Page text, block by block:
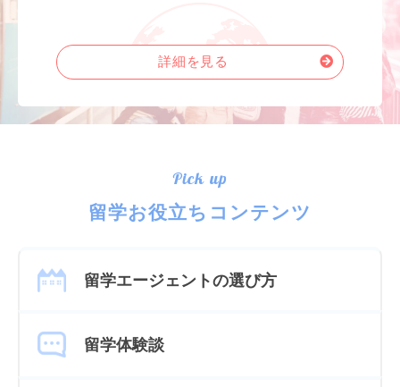
詳細を見る
Pick up
留学お役立ちコンテンツ
留学エージェントの選び方
留学体験談